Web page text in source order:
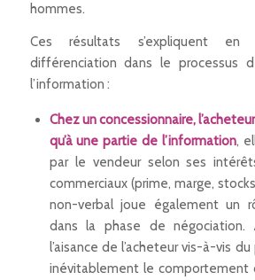
hommes.
Ces résultats s’expliquent
différenciation dans le processus
l’information :
Chez un concessionnaire,
qu’à une partie de l’information,
par le vendeur selon ses
commerciaux (prime, marge,
non-verbal joue également un
dans la phase de négociation.
l’aisance de l’acheteur vis-à-vis
inévitablement le comportement